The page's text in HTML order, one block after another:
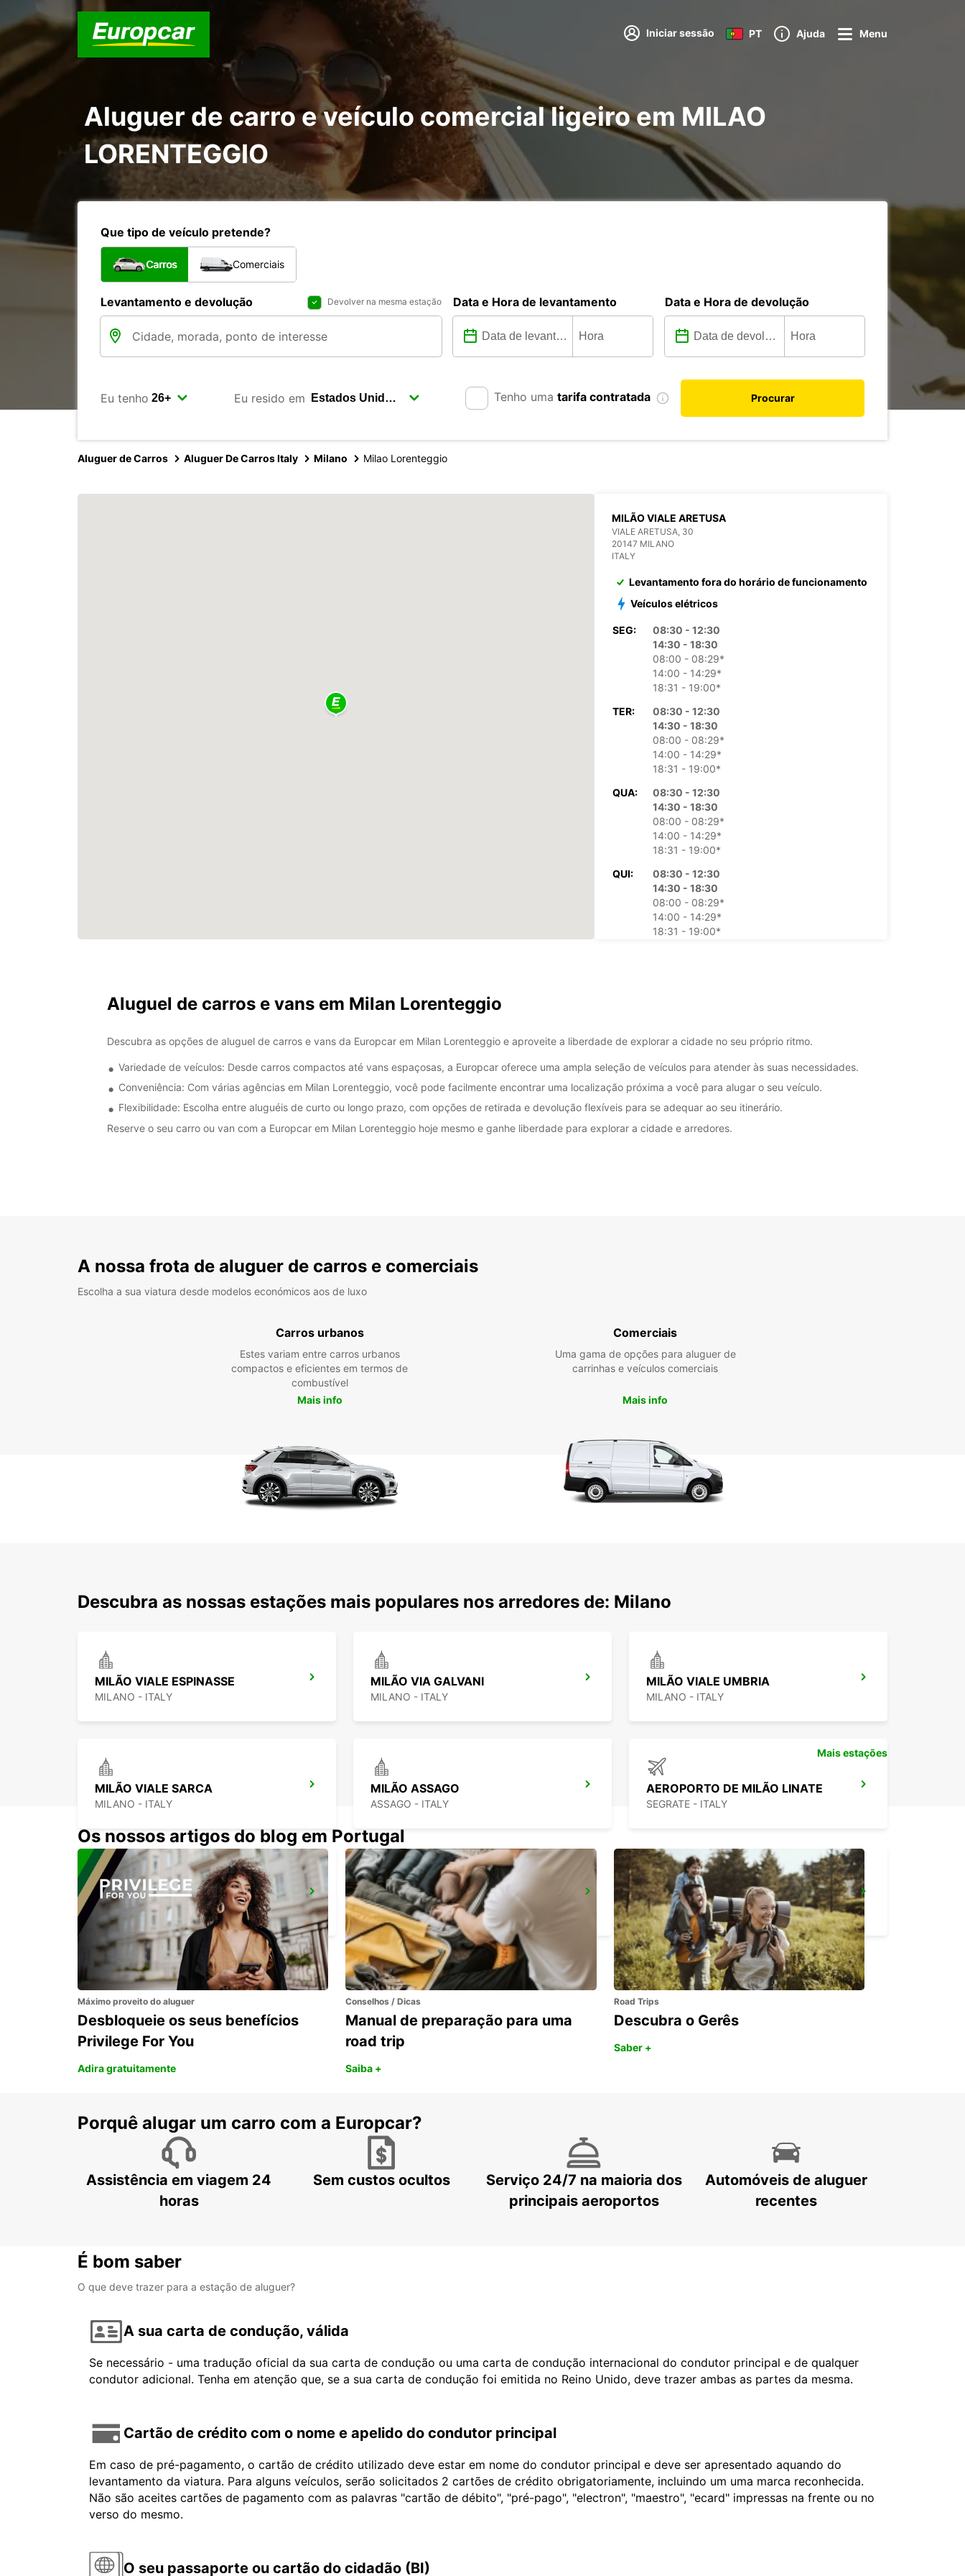
Iniciar sessão PT Ajuda Menu
Aluguer de carro e veículo comercial ligeiro em MILAO
LORENTEGGIO
Que tipo de veículo pretende?
Carros Comerciais
Levantamento e devolução Devolver na mesma estação Data e Hora de levantamento Data e Hora de devolução
Eu tenho Eu resido em Tenho uma tarifa contratada Procurar
Aluguer de Carros Aluguer De Carros Italy Milano Milao Lorenteggio
MILÃO VIALE ARETUSA
VIALE ARETUSA, 30
20147 MILANO
ITALY
Levantamento fora do horário de funcionamento
Veículos elétricos
SEG:
08:30 - 12:30
14:30 - 18:30
08:00 - 08:29*
14:00 - 14:29*
18:31 - 19:00*
TER:
08:30 - 12:30
14:30 - 18:30
08:00 - 08:29*
14:00 - 14:29*
18:31 - 19:00*
QUA:
08:30 - 12:30
14:30 - 18:30
08:00 - 08:29*
14:00 - 14:29*
18:31 - 19:00*
QUI:
08:30 - 12:30
14:30 - 18:30
08:00 - 08:29*
14:00 - 14:29*
18:31 - 19:00*
SÁB:
08:30 - 12:30
DOM:
Fechado
*com custos adicionais
Estes horários de funcionamento podem variar devido
a feriados.
Aluguel de carros e vans em Milan Lorenteggio
Descubra as opções de aluguel de carros e vans da Europcar em Milan Lorenteggio e aproveite a liberdade de explorar a cidade no seu próprio ritmo.
Variedade de veículos: Desde carros compactos até vans espaçosas, a Europcar oferece uma ampla seleção de veículos para atender às suas necessidades.
Conveniência: Com várias agências em Milan Lorenteggio, você pode facilmente encontrar uma localização próxima a você para alugar o seu veículo.
Flexibilidade: Escolha entre aluguéis de curto ou longo prazo, com opções de retirada e devolução flexíveis para se adequar ao seu itinerário.
Reserve o seu carro ou van com a Europcar em Milan Lorenteggio hoje mesmo e ganhe liberdade para explorar a cidade e arredores.
A nossa frota de aluguer de carros e comerciais
Escolha a sua viatura desde modelos económicos aos de luxo
Carros urbanos
Estes variam entre carros urbanos
compactos e eficientes em termos de
combustível
Mais info
Comerciais
Uma gama de opções para aluguer de
carrinhas e veículos comerciais
Mais info
Descubra as nossas estações mais populares nos arredores de: Milano
MILÃO VIALE ESPINASSE
MILANO - ITALY
MILÃO VIA GALVANI
MILANO - ITALY
MILÃO VIALE UMBRIA
MILANO - ITALY
MILÃO VIALE SARCA
MILANO - ITALY
MILÃO ASSAGO
ASSAGO - ITALY
AEROPORTO DE MILÃO LINATE
SEGRATE - ITALY
MONZA
MONZA - ITALY
CASTELLANZA
CASTELLANZA - ITALY
PAVIA
PAVIA - ITALY
Mais estações
Os nossos artigos do blog em Portugal
Máximo proveito do aluguer
Desbloqueie os seus benefícios
Privilege For You
Adira gratuitamente
Conselhos / Dicas
Manual de preparação para uma
road trip
Saiba +
Road Trips
Descubra o Gerês
Saber +
Porquê alugar um carro com a Europcar?
Assistência em viagem 24
horas
Sem custos ocultos
Serviço 24/7 na maioria dos
principais aeroportos
Automóveis de aluguer
recentes
É bom saber
O que deve trazer para a estação de aluguer?
A sua carta de condução, válida
Se necessário - uma tradução oficial da sua carta de condução ou uma carta de condução internacional do condutor principal e de qualquer
condutor adicional. Tenha em atenção que, se a sua carta de condução foi emitida no Reino Unido, deve trazer ambas as partes da mesma.
Cartão de crédito com o nome e apelido do condutor principal
Em caso de pré-pagamento, o cartão de crédito utilizado deve estar em nome do condutor principal e deve ser apresentado aquando do
levantamento da viatura. Para alguns veículos, serão solicitados 2 cartões de crédito obrigatoriamente, incluindo um uma marca reconhecida.
Não são aceites cartões de pagamento com as palavras "cartão de débito", "pré-pago", "electron", "maestro", "ecard" impressas na frente ou no
verso do mesmo.
O seu passaporte ou cartão do cidadão (BI)